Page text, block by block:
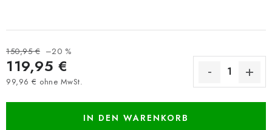
150,95 € –20 %
119,95 €
99,96 € ohne MwSt.
IN DEN WARENKORB